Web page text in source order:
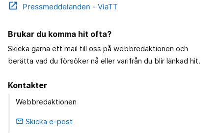
open_in_new Pressmeddelanden - ViaTT
Brukar du komma hit ofta?
Skicka gärna ett mail till oss på webbredaktionen och
berätta vad du försöker nå eller varifrån du blir länkad hit.
Kontakter
Webbredaktionen
email Skicka e-post